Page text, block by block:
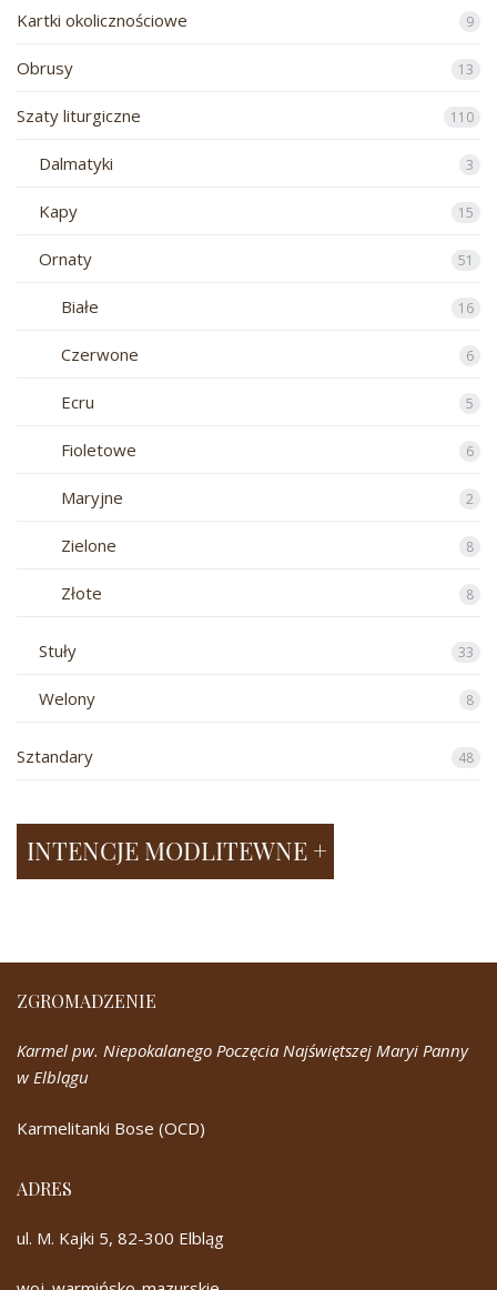
Kartki okolicznościowe 9
Obrusy 13
Szaty liturgiczne 110
Dalmatyki 3
Kapy 15
Ornaty 51
Białe 16
Czerwone 6
Ecru 5
Fioletowe 6
Maryjne 2
Zielone 8
Złote 8
Stuły 33
Welony 8
Sztandary 48
ZGROMADZENIE
Karmel pw. Niepokalanego Poczęcia Najświętszej Maryi Panny
w Elblągu
Karmelitanki Bose (OCD)
ADRES
ul. M. Kajki 5, 82-300 Elbląg